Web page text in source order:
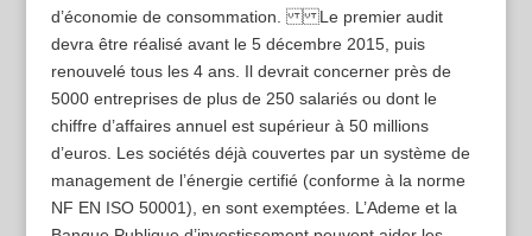
d’économie de consommation. Le premier audit
devra être réalisé avant le 5 décembre 2015, puis
renouvelé tous les 4 ans. Il devrait concerner près de
5000 entreprises de plus de 250 salariés ou dont le
chiffre d’affaires annuel est supérieur à 50 millions
d’euros. Les sociétés déjà couvertes par un système de
management de l’énergie certifié (conforme à la norme
NF EN ISO 50001), en sont exemptées. L’Ademe et la